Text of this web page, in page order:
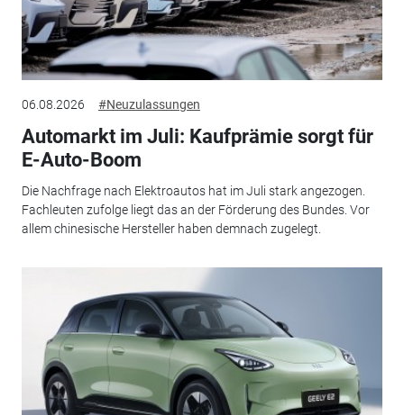
06.08.2026 #Neuzulassungen
Automarkt im Juli: Kaufprämie sorgt für
E-Auto-Boom
Die Nachfrage nach Elektroautos hat im Juli stark angezogen.
Fachleuten zufolge liegt das an der Förderung des Bundes. Vor
allem chinesische Hersteller haben demnach zugelegt.